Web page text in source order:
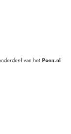
van hetPoen.nl